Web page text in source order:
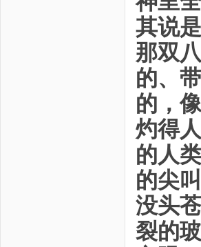
其说
那双
的、
的，
灼得
的人
的尖
没头
裂的